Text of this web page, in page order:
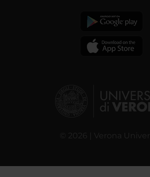
© 2026 | Verona